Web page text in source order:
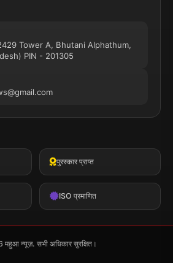
Tower A, Bhutani Alphathum,
PIN - 201305
पुरस्कार प्राप्त
ISO प्रमाणित
न्यूज़. सभी अधिकार सुरक्षित।